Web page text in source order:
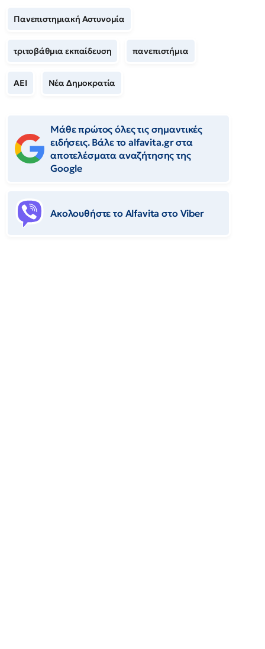
Πανεπιστημιακή Αστυνομία
τριτοβάθμια εκπαίδευση πανεπιστήμια
ΑΕΙ Νέα Δημοκρατία
Μάθε πρώτος όλες τις σημαντικές
ειδήσεις. Βάλε το alfavita.gr στα
αποτελέσματα αναζήτησης της
Google
Ακολουθήστε το Αlfavita στο Viber